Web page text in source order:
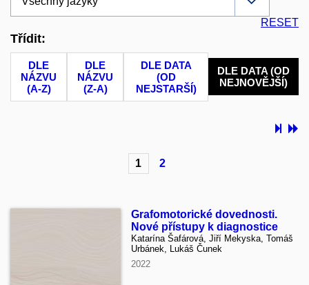
RESET
Třídit:
DLE
NÁZVU
(A-Z)
DLE
NÁZVU
(Z-A)
DLE DATA
(OD
NEJSTARŠÍ)
DLE DATA (OD
NEJNOVĚJŠÍ)
1 2
Grafomotorické dovednosti.
Nové přístupy k diagnostice
Katarína Šafárová, Jiří Mekyska, Tomáš
Urbánek, Lukáš Čunek
2022